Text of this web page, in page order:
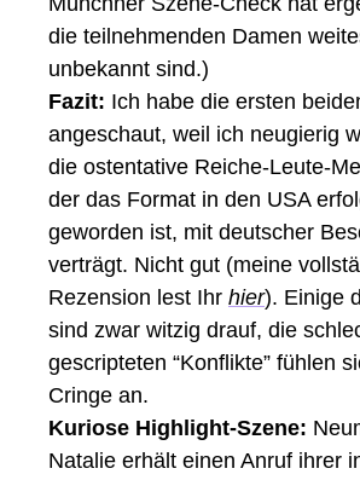
die teilnehmenden Damen
unbekannt sind.)
Fazit: Ich habe die ersten
angeschaut, weil ich neugierig
die ostentative Reiche-Leute-
der das Format in den USA
geworden ist, mit deutscher
verträgt. Nicht gut (meine
Rezension lest Ihr hier). Einige
sind zwar witzig drauf, die
gescripteten “Konflikte” fühlen
Cringe an.
Kuriose Highlight-Szene:
Natalie erhält einen Anruf ihrer